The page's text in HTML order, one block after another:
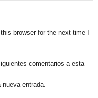
browser for the next time I
comentarios a esta
nueva entrada.